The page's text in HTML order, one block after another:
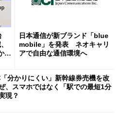
解
日本通信が新ブランド「blue
mobile」を発表 ネオキャリ
アで自由な通信環境へ
分かりにくい」新幹線券売機を改
スマホではなく「駅での最短1分
現？